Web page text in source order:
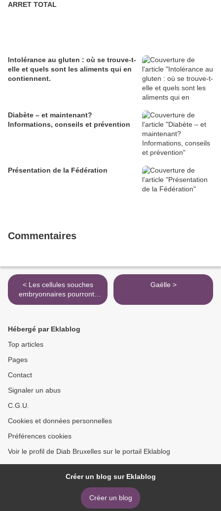
ARRET TOTAL
Intolérance au gluten : où se trouve-t-
elle et quels sont les aliments qui en
contiennent.
Diabète – et maintenant?
Informations, conseils et prévention
Présentation de la Fédération
Commentaires
< Les cellules souches
embryonnaires pourront-
elles redonner la vue ?
Gaëlle >
Hébergé par Eklablog
Top articles
Pages
Contact
Signaler un abus
C.G.U.
Cookies et données personnelles
Préférences cookies
Voir le profil de Diab Bruxelles sur le portail Eklablog
Créer un blog sur Eklablog
Créer un blog